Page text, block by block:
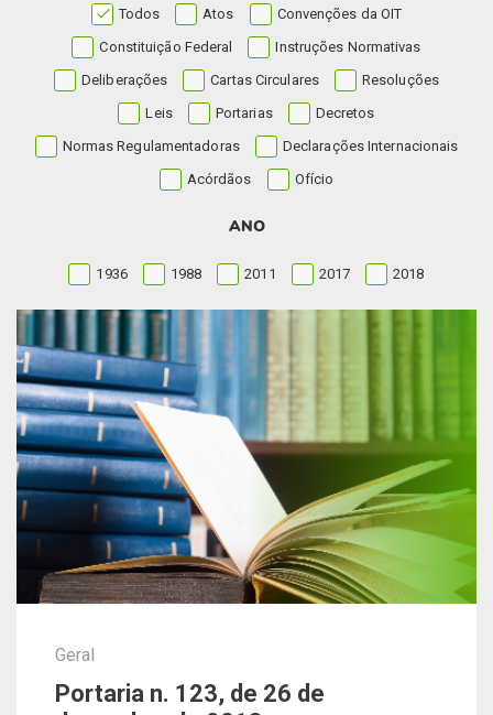
Todos Atos
Convenções da OIT
Constituição Federal
Instruções Normativas
Deliberações
Cartas Circulares
Resoluções
Leis
Portarias
Decretos
Normas Regulamentadoras
Declarações Internacionais
Acórdãos
Ofício
ANO
1936 1988 2011 2017 2018
Geral
Portaria n. 123, de 26 de